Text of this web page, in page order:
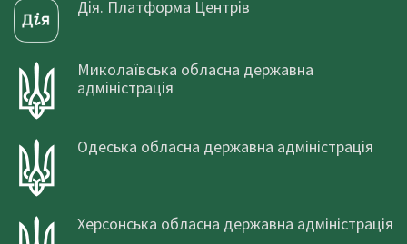
Дія. Платформа Центрів
Миколаївська обласна державна
адміністрація
Одеська обласна державна адміністрація
Херсонська обласна державна адміністрація